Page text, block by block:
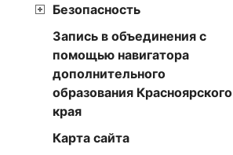
Безопасность
Запись в объединения с
помощью навигатора
дополнительного
образования Красноярского
края
Карта сайта